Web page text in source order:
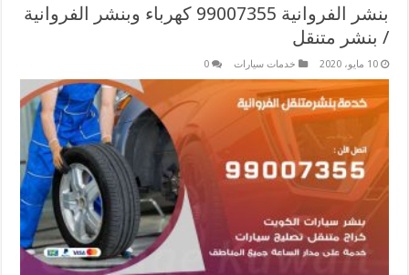
بنشر الفروانية 99007355 كهرباء وبنشر الفروانية
/ بنشر متنقل
10 مايو، 2020 خدمات سيارات 0